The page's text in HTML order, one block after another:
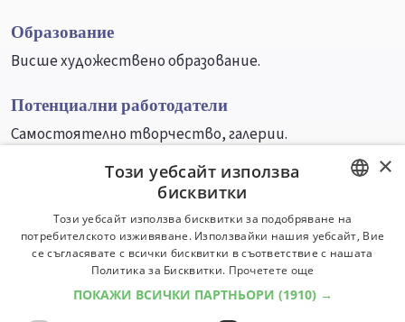
Образование
Висше художествено образование.
Потенциални работодатели
Самостоятелно творчество, галерии.
Университети Специалности
BULGARIAN
ENGLISH
×
Този уебсайт използва
бисквитки
Този уебсайт използва бисквитки за подобряване на
потребителското изживяване. Използвайки нашия уебсайт, Вие
се съгласявате с всички бисквитки в съответствие с нашата
Политика за Бисквитки. Прочетете още
ПОКАЖИ ВСИЧКИ ПАРТНЬОРИ (1910) →